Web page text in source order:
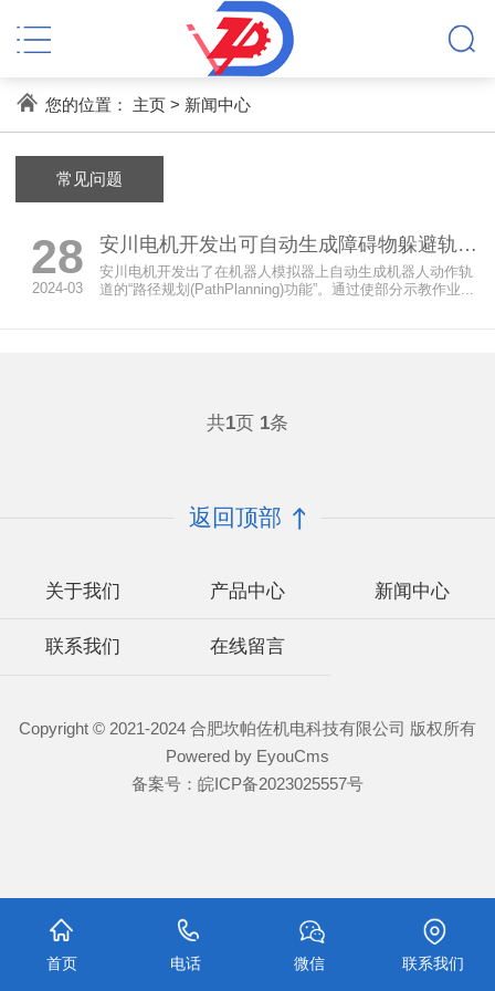
您的位置： 主页> 新闻中心
常见问题
28
2024-03
安川电机开发出可自动生成障碍物躲避轨道机器人
安川电机开发出了在机器人模拟器上自动生成机器人动作轨
道的“路径规划(PathPlanning)功能”。通过使部分示教作业...
共1页 1条
返回顶部
关于我们 产品中心 新闻中心
联系我们 在线留言
Copyright © 2021-2024 合肥坎帕佐机电科技有限公司 版权所有
Powered by EyouCms
备案号： 皖ICP备2023025557号
首页 电话 微信 联系我们